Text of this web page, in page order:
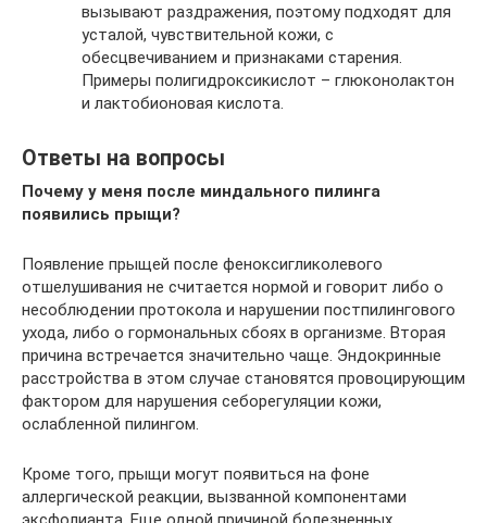
вызывают раздражения, поэтому подходят для
усталой, чувствительной кожи, с
обесцвечиванием и признаками старения.
Примеры полигидроксикислот – глюконолактон
и лактобионовая кислота.
Ответы на вопросы
Почему у меня после миндального пилинга
появились прыщи?
Появление прыщей после феноксигликолевого
отшелушивания не считается нормой и говорит либо о
несоблюдении протокола и нарушении постпилингового
ухода, либо о гормональных сбоях в организме. Вторая
причина встречается значительно чаще. Эндокринные
расстройства в этом случае становятся провоцирующим
фактором для нарушения себорегуляции кожи,
ослабленной пилингом.
Кроме того, прыщи могут появиться на фоне
аллергической реакции, вызванной компонентами